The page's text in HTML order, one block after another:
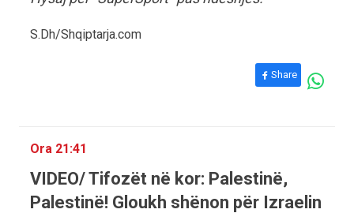
S.Dh/Shqiptarja.com
Share
Ora 21:41
VIDEO/ Tifozët në kor: Palestinë,
Palestinë! Gloukh shënon për Izraelin